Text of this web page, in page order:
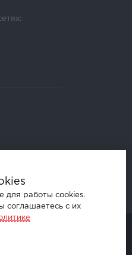
ЭЛЕКТРОНИКИ
для работы cookies.
соглашаетесь с их